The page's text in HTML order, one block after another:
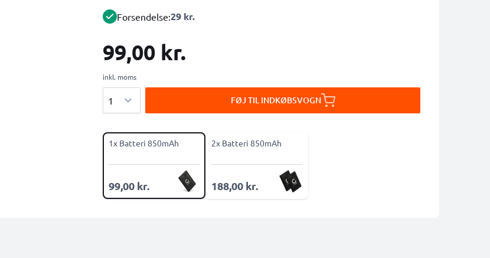
Forsendelse:29 kr.
99,00 kr.
inkl. moms
FØJ TIL INDKØBSVOGN
1x Batteri 850mAh
99,00 kr.
2x Batteri 850mAh
188,00 kr.